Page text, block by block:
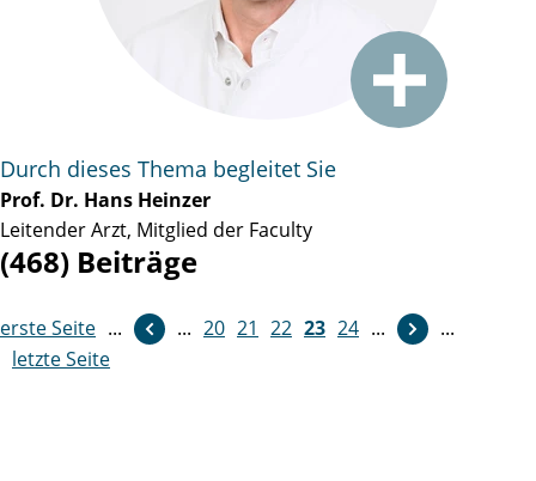
Durch dieses Thema begleitet Sie
Prof. Dr. Hans Heinzer
Leitender Arzt, Mitglied der Faculty
(468) Beiträge
erste Seite ... ... 20 21 22 23 24 ...
weiter
...
letzte Seite